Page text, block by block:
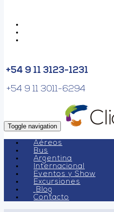
+54 9 11 3123-1231
+54 9 11 3011-6294
Toggle navigation
Aéreos
Bus
Argentina
Internacional
Eventos y Show
Excursiones
Blog
Contacto